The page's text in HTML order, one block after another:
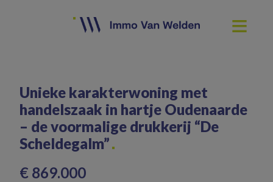
Unieke karakterwoning met
handelszaak in hartje Oudenaarde
– de voormalige drukkerij “De
Scheldegalm”
€ 869.000